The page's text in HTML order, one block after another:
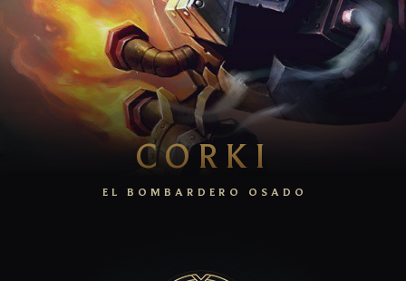
CORKI
EL BOMBARDERO OSADO